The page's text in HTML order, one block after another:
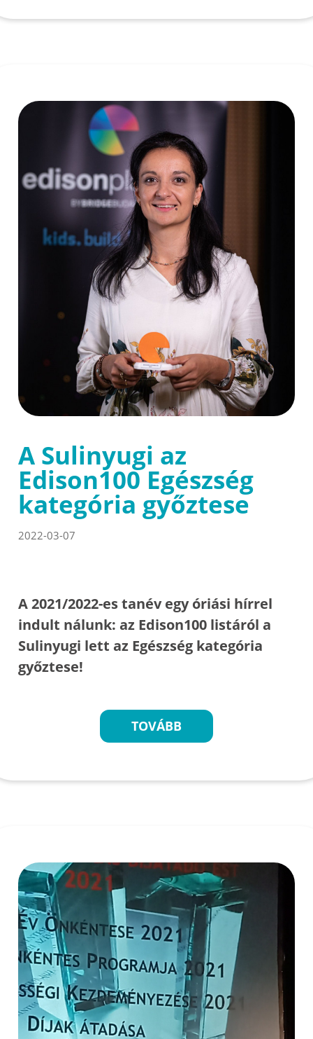
A Sulinyugi az
Edison100 Egészség
kategória győztese
2022-03-07
A 2021/2022-es tanév egy óriási hírrel
indult nálunk: az Edison100 listáról a
Sulinyugi lett az Egészség kategória
győztese!
TOVÁBB